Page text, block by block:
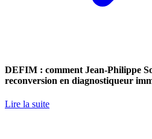
DEFIM : comment Jean-Philippe
reconversion en diagnostiqueur
Lire la suite